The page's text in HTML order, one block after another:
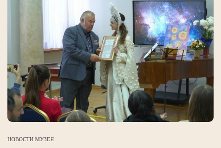
НОВОСТИ МУЗЕЯ